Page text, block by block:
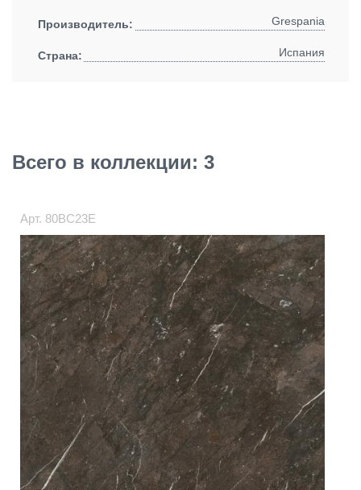
Производитель: Grespania
Страна: Испания
Всего в коллекции: 3
Арт. 80BC23E